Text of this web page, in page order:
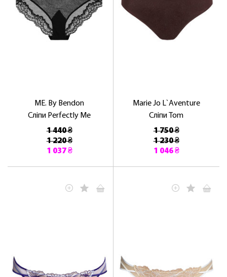
ME. By Bendon
Сліпи Perfectly Me
1 440 ₴
1 220 ₴
1 037 ₴
Marie Jo L`Aventure
Сліпи Tom
1 750 ₴
1 230 ₴
1 046 ₴